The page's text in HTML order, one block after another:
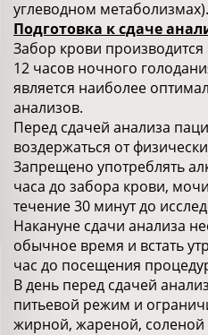
углеводном метаболизмах).
Подготовка к сдаче
Забор крови
12 часов ночного
является наиболее
анализов.
Перед сдачей анализа
воздержаться от
Запрещено употреблять
часа до забора крови,
течение 30 минут до
Накануне сдачи анализа
обычное время и встать
час до посещения
В день перед сдачей
питьевой режим и
жирной, жареной,